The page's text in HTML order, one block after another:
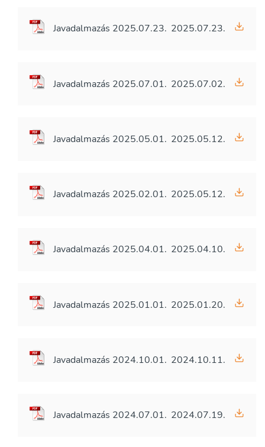
Javadalmazás 2025.07.23. 2025.07.23.
Javadalmazás 2025.07.01. 2025.07.02.
Javadalmazás 2025.05.01. 2025.05.12.
Javadalmazás 2025.02.01. 2025.05.12.
Javadalmazás 2025.04.01. 2025.04.10.
Javadalmazás 2025.01.01. 2025.01.20.
Javadalmazás 2024.10.01. 2024.10.11.
Javadalmazás 2024.07.01. 2024.07.19.